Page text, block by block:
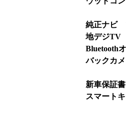
純正ナビ
地デジTV
Bluetooth
バックカ
新車保証
スマート